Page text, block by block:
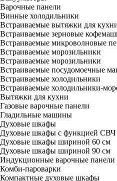
Варочные панели
Винные холодильники
Встраиваемые вытяжки для
Встраиваемые зерновые
Встраиваемые микроволновые
Встраиваемые морозильники
Встраиваемые морозильники
Встраиваемые посудомоечные
Встраиваемые холодильники
Встраиваемые холодильники-
Вытяжки для кухни
Газовые варочные панели
Гладильные машины
Духовые шкафы
Духовые шкафы с функцией СВЧ
Духовые шкафы шириной 60 см
Духовые шкафы шириной 90 см
Индукционные варочные панели
Комби-пароварки
Компактные духовые шкафы